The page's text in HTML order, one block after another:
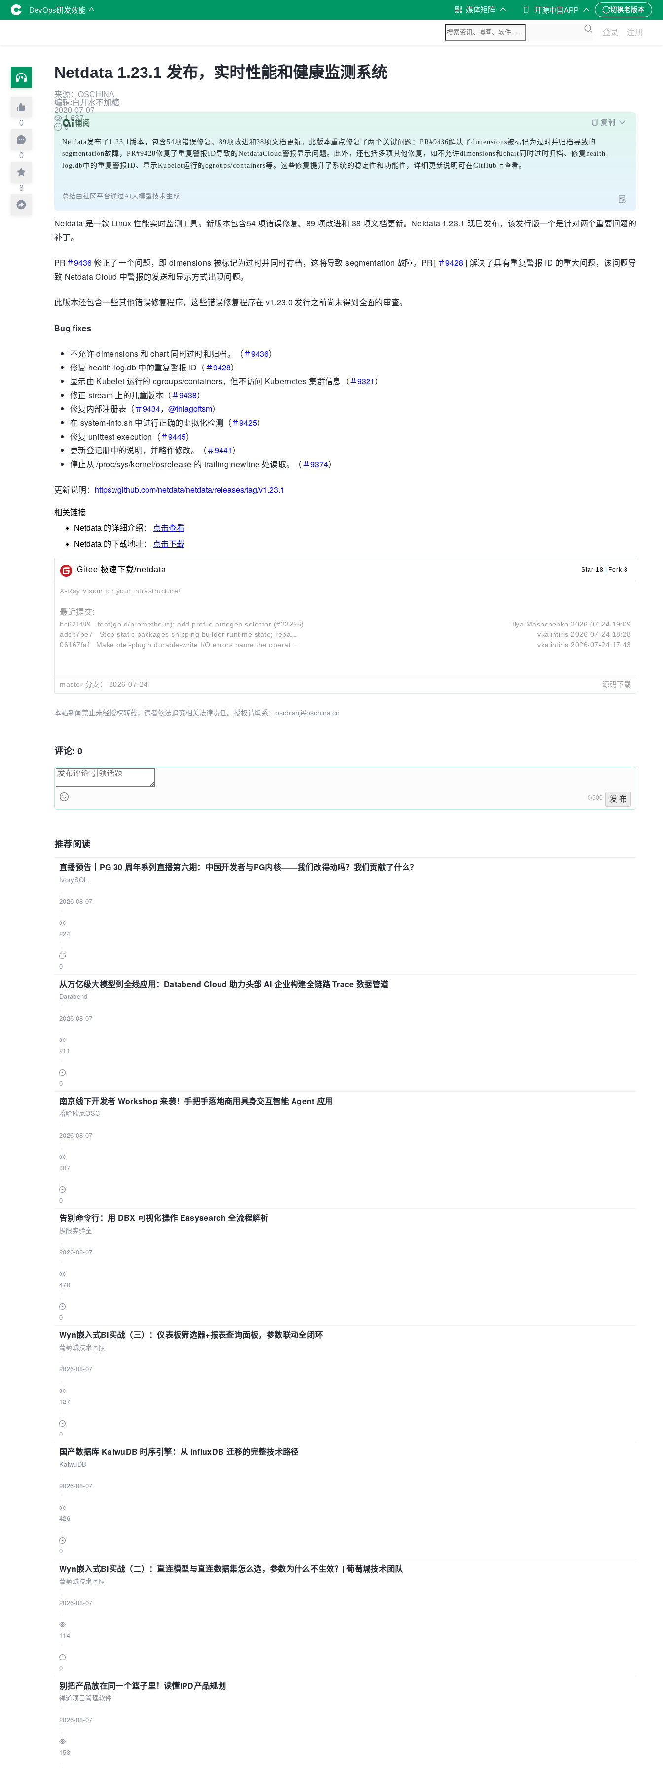
DevOps研发效能 媒体矩阵 开源中国APP 切换老版本
登录 注册
0
0
8
Netdata 1.23.1 发布，实时性能和健康监测系统
来源：OSCHINA
编辑:白开水不加糖
2020-07-07
1,637
0
复制
Netdata发布了1.23.1版本，包含54项错误修复、89项改进和38项文档更新。此版本重点修复了两个关键问题：PR#9436解决了dimensions被标记为过时并归档导致的
segmentation故障，PR#9428修复了重复警报ID导致的NetdataCloud警报显示问题。此外，还包括多项其他修复，如不允许dimensions和chart同时过时归档、修复health-
log.db中的重复警报ID、显示Kubelet运行的cgroups/containers等。这些修复提升了系统的稳定性和功能性，详细更新说明可在GitHub上查看。
总结由社区平台通过AI大模型技术生成
Netdata 是一款 Linux 性能实时监测工具。新版本包含54 项错误修复、89 项改进和 38 项文档更新。Netdata 1.23.1 现已发布，该发行版一个是针对两个重要问题的
补丁。
PR＃9436修正了一个问题，即 dimensions 被标记为过时并同时存档，这将导致 segmentation 故障。PR[ ＃9428 ] 解决了具有重复警报 ID 的重大问题，该问题导
致 Netdata Cloud 中警报的发送和显示方式出现问题。
此版本还包含一些其他错误修复程序，这些错误修复程序在 v1.23.0 发行之前尚未得到全面的审查。
Bug fixes
不允许 dimensions 和 chart 同时过时和归档。（＃9436）
修复 health-log.db 中的重复警报 ID（＃9428）
显示由 Kubelet 运行的 cgroups/containers，但不访问 Kubernetes 集群信息（＃9321）
修正 stream 上的儿童版本（＃9438）
修复内部注册表（＃9434， @thiagoftsm）
在 system-info.sh 中进行正确的虚拟化检测（＃9425）
修复 unittest execution（＃9445）
更新登记册中的说明，并略作修改。（＃9441）
停止从 /proc/sys/kernel/osrelease 的 trailing newline 处读取。（＃9374）
更新说明： https://github.com/netdata/netdata/releases/tag/v1.23.1
相关链接
Netdata 的详细介绍：
点击查看
Netdata 的下载地址： 点击下载
Gitee 极速下载/netdata Star 18 Fork 8
X-Ray Vision for your infrastructure!
最近提交:
bc621f89 feat(go.d/prometheus): add profile autogen selector (#23255) Ilya Mashchenko 2026-07-24 19:09
adcb7be7
Stop static packages shipping builder runtime state; repa... vkalintiris 2026-07-24 18:28
06167faf
Make otel-plugin durable-write I/O errors name the operat... vkalintiris 2026-07-24 17:43
master 分支： 2026-07-24 源码下载
本站新闻禁止未经授权转载，违者依法追究相关法律责任。授权请联系：oscbianji#oschina.cn
评论: 0
0/500 发 布
推荐阅读
直播预告｜PG 30 周年系列直播第六期：中国开发者与PG内核——我们改得动吗？我们贡献了什么？
IvorySQL
2026-08-07
224
0
从万亿级大模型到全线应用：Databend Cloud 助力头部 AI 企业构建全链路 Trace 数据管道
Databend
2026-08-07
211
0
南京线下开发者 Workshop 来袭！手把手落地商用具身交互智能 Agent 应用
哈哈欧尼OSC
2026-08-07
307
0
告别命令行：用 DBX 可视化操作 Easysearch 全流程解析
极限实验室
2026-08-07
470
0
Wyn嵌入式BI实战（三）：仪表板筛选器+报表查询面板，参数联动全闭环
葡萄城技术团队
2026-08-07
127
0
国产数据库 KaiwuDB 时序引擎：从 InfluxDB 迁移的完整技术路径
KaiwuDB
2026-08-07
426
0
Wyn嵌入式BI实战（二）：直连模型与直连数据集怎么选，参数为什么不生效？| 葡萄城技术团队
葡萄城技术团队
2026-08-07
114
0
别把产品放在同一个篮子里！读懂IPD产品规划
禅道项目管理软件
2026-08-07
153